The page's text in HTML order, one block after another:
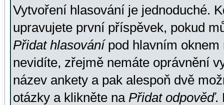
Vytvoření hlasování je jednoduché.
upravujete první příspěvek, pokud
Přidat hlasovánípod hlavním oknem
nevidíte, zřejmě nemáte oprávnění
název ankety a pak alespoň dvě
otázky a klikněte na Přidat odpověď.